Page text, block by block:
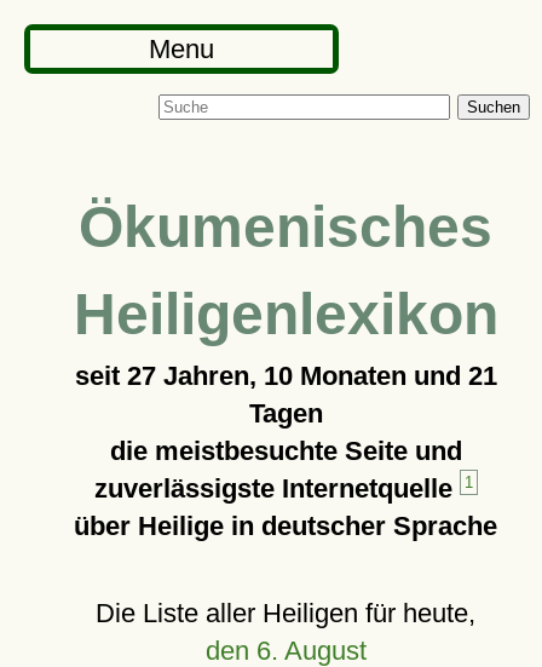
Menu
Suchen
Ökumenisches
Heiligenlexikon
seit 27 Jahren, 10 Monaten und 21
Tagen
die meistbesuchte Seite und
zuverlässigste Internetquelle
1
über Heilige in deutscher Sprache
Die Liste aller Heiligen für heute,
den 6. August